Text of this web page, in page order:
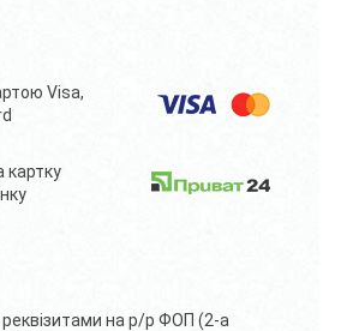
Visa,
картку
на р/р ФОП (2-а